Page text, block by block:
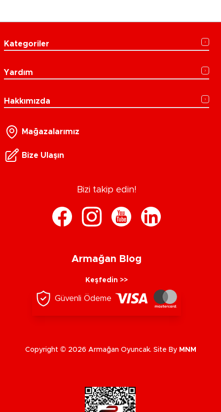
Kategoriler
Yardım
Hakkımızda
Mağazalarımız
Bize Ulaşın
Bizi takip edin!
Armağan Blog
Keşfedin >>
Güvenli Ödeme
Copyright © 2026 Armağan Oyuncak. Site By MNM